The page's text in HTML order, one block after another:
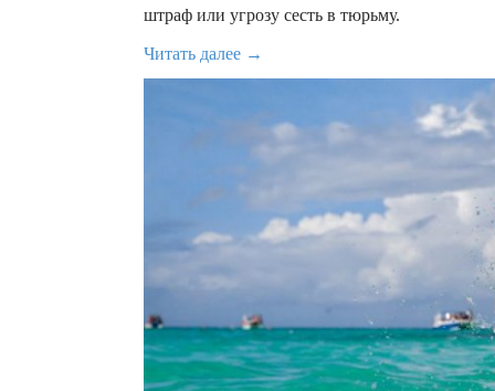
штраф или угрозу сесть в тюрьму.
Читать далее →